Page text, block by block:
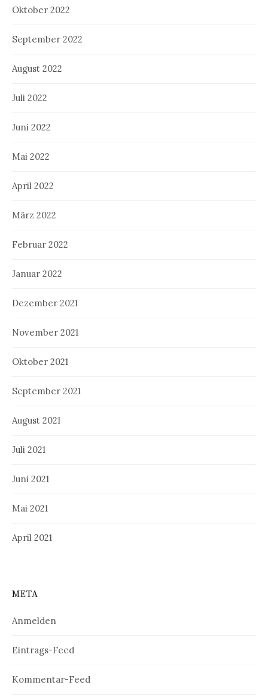
Oktober 2022
September 2022
August 2022
Juli 2022
Juni 2022
Mai 2022
April 2022
März 2022
Februar 2022
Januar 2022
Dezember 2021
November 2021
Oktober 2021
September 2021
August 2021
Juli 2021
Juni 2021
Mai 2021
April 2021
META
Anmelden
Eintrags-Feed
Kommentar-Feed